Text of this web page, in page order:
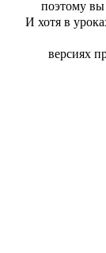
поэтому
И хотя в
версиях